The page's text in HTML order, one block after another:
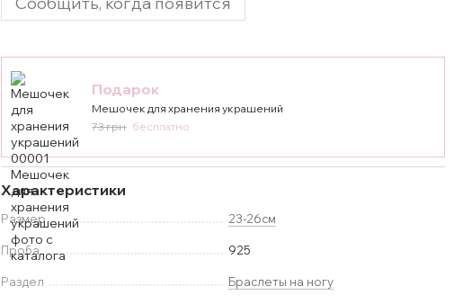
Подарок
Мешочек для хранения украшений
73 грн бесплатно
Характеристики
Размер 23-26см
Проба 925
Раздел Браслеты на ногу